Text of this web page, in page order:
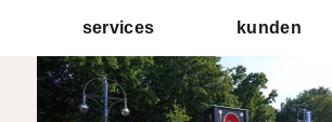
services kunden